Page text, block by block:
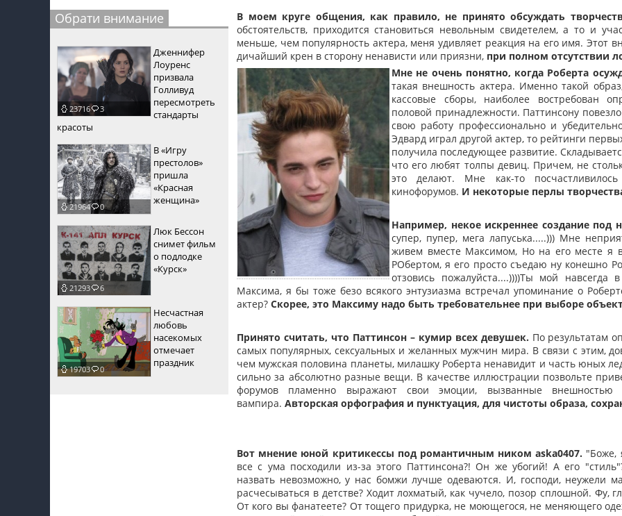
пїЅпїЅпїЅпїЅпїЅпїЅпїЅпїЅпїЅ
пїЅпїЅпїЅ пїЅпїЅпїЅпїЅпїЅпїЅ
пїЅпїЅпїЅпїЅпїЅ
пїЅпїЅпїЅпїЅпїЅпїЅпїЅпїЅпїЅпїЅ
Обрати внимание
23716 3
Дженнифер
Лоуренс
призвала
Голливуд
пересмотреть
стандарты
красоты
21964 0
В «Игру
престолов»
пришла
«Красная
женщина»
21293 6
Люк Бессон
снимет фильм
о подлодке
«Курск»
19703 0
Несчастная
любовь
насекомых
отмечает
праздник
В моем круге общения, как правило, не принято обсуждать
обстоятельств, приходится становиться невольным свидетелем, а то и
меньше, чем популярность актера, меня удивляет реакция на его имя. Этот
дичайший крен в сторону ненависти или приязни, при полном отсутствии
Мне не очень понятно, когда Роберта
такая внешность актера. Именно такой
кассовые сборы, наиболее востребован
половой принадлежности. Паттинсону
свою работу профессионально и
Эдвард играл другой актер, то рейтинги
получила последующее развитие.
что его любят толпы девиц. Причем, не
это делают. Мне как-то
кинофорумов. И некоторые перлы
Например, некое искреннее создание под
супер, пупер, мега лапуська.....))) Мне
живем вместе Максимом, Но на его месте я
РОбертом, я его просто съедаю ну конешно
отзовись пожалуйста....))))Ты мой
Максима, я бы тоже безо всякого энтузиазма встречал упоминание о
актер? Скорее, это Максиму надо быть требовательнее при выборе
Принято считать, что Паттинсон – кумир всех девушек. По результатам
самых популярных, сексуальных и желанных мужчин мира. В связи с этим,
чем мужская половина планеты, милашку Роберта ненавидит и часть юных
сильно за абсолютно разные вещи. В качестве иллюстрации позвольте
форумов пламенно выражают свои эмоции, вызванные внешностью
вампира. Авторская орфография и пунктуация, для чистоты образа,
Вот мнение юной критикессы под романтичным ником aska0407. "Боже,
все с ума посходили из-за этого Паттинсона?! Он же убогий! А его
назвать невозможно, у нас бомжи лучше одеваются. И, господи, неужели
расчесываться в детстве? Ходит лохматый, как чучело, позор сплошной. Фу,
От кого вы фанатеете? От тощего придурка, не моющегося, не меняющего